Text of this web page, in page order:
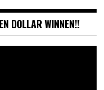
DOLLAR WINNEN!!